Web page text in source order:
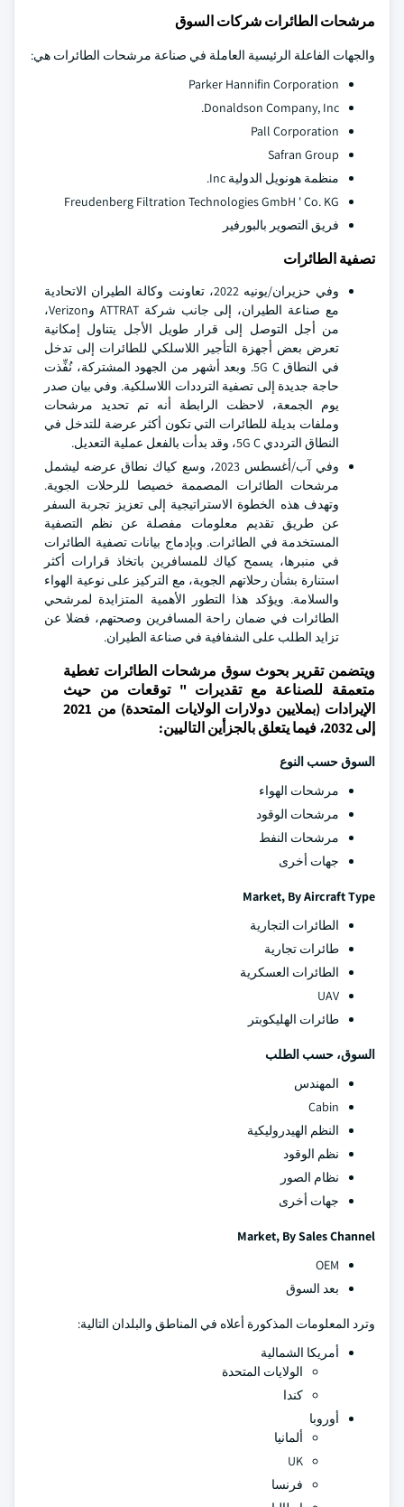
مرشحات الطائرات شركات السوق
والجهات الفاعلة الرئيسية العاملة في صناعة مرشحات الطائرات هي:
Parker Hannifin Corporation
Donaldson Company, Inc.
Pall Corporation
Safran Group
منظمة هونويل الدولية Inc.
Freudenberg Filtration Technologies GmbH ' Co. KG
فريق التصوير بالبورفير
تصفية الطائرات
وفي حزيران/يونيه 2022، تعاونت وكالة الطيران الاتحادية
مع صناعة الطيران، إلى جانب شركة ATTRAT وVerizon،
من أجل التوصل إلى قرار طويل الأجل يتناول إمكانية
تعرض بعض أجهزة التأجير اللاسلكي للطائرات إلى تدخل
في النطاق 5G C. وبعد أشهر من الجهود المشتركة، نُفِّذت
حاجة جديدة إلى تصفية الترددات اللاسلكية. وفي بيان صدر
يوم الجمعة، لاحظت الرابطة أنه تم تحديد مرشحات
وملفات بديلة للطائرات التي تكون أكثر عرضة للتدخل في
النطاق الترددي 5G C، وقد بدأت بالفعل عملية التعديل.
وفي آب/أغسطس 2023، وسع كياك نطاق عرضه ليشمل
مرشحات الطائرات المصممة خصيصا للرحلات الجوية.
وتهدف هذه الخطوة الاستراتيجية إلى تعزيز تجربة السفر
عن طريق تقديم معلومات مفصلة عن نظم التصفية
المستخدمة في الطائرات. وبإدماج بيانات تصفية الطائرات
في منبرها، يسمح كياك للمسافرين باتخاذ قرارات أكثر
استنارة بشأن رحلاتهم الجوية، مع التركيز على نوعية الهواء
والسلامة. ويؤكد هذا التطور الأهمية المتزايدة لمرشحي
الطائرات في ضمان راحة المسافرين وصحتهم، فضلا عن
تزايد الطلب على الشفافية في صناعة الطيران.
ويتضمن تقرير بحوث سوق مرشحات الطائرات تغطية
متعمقة للصناعة مع تقديرات " توقعات من حيث
الإيرادات (بملايين دولارات الولايات المتحدة) من 2021
إلى 2032، فيما يتعلق بالجزأين التاليين:
السوق حسب النوع
مرشحات الهواء
مرشحات الوقود
مرشحات النفط
جهات أخرى
Market, By Aircraft Type
الطائرات التجارية
طائرات تجارية
الطائرات العسكرية
UAV
طائرات الهليكوبتر
السوق، حسب الطلب
المهندس
Cabin
النظم الهيدروليكية
نظم الوقود
نظام الصور
جهات أخرى
Market, By Sales Channel
OEM
بعد السوق
وترد المعلومات المذكورة أعلاه في المناطق والبلدان التالية:
أمريكا الشمالية
الولايات المتحدة
كندا
أوروبا
ألمانيا
UK
فرنسا